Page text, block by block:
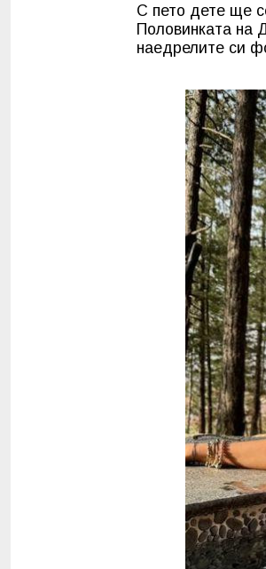
С пето дете ще
Половинката на
наедрелите си